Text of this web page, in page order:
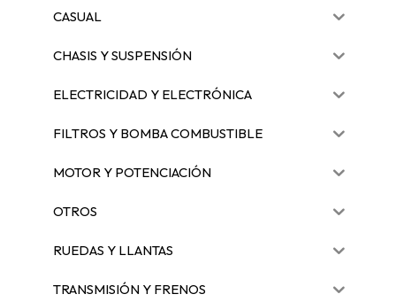
CASUAL
CHASIS Y SUSPENSIÓN
ELECTRICIDAD Y ELECTRÓNICA
FILTROS Y BOMBA COMBUSTIBLE
MOTOR Y POTENCIACIÓN
OTROS
RUEDAS Y LLANTAS
TRANSMISIÓN Y FRENOS